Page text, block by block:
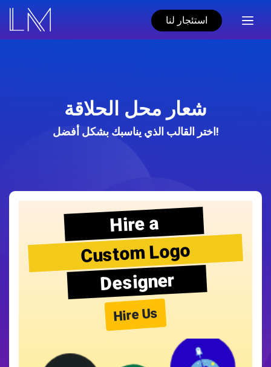
استئجار لنا
شعار محل الحلاقة
اختر القالب الذي يناسبك بشكل أفضل!
Hire a
Custom Logo
Designer
Hire Us